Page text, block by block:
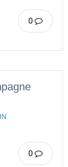
0
0